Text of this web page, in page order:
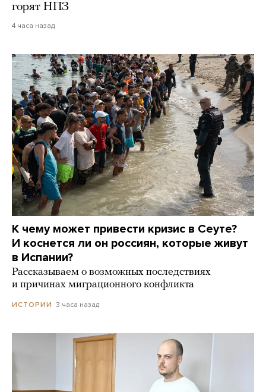
горят НПЗ
4 часа назад
К чему может привести кризис в Сеуте?
И коснется ли он россиян, которые живут
в Испании?
Рассказываем о возможных последствиях
и причинах миграционного конфликта
ИСТОРИИ 3 часа назад